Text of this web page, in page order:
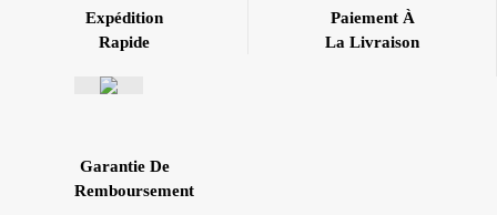
Paiement À
La Livraison
Expédition
Rapide
Garantie De
Remboursement